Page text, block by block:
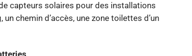
capteurs solaires pour des installations
chemin d’accès, une zone toilettes d’un